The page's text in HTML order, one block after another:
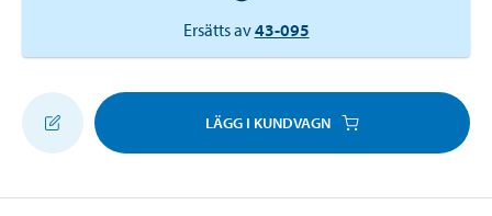
Ersätts av43-095
LÄGG I KUNDVAGN